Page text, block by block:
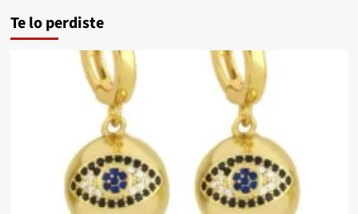
Te lo perdiste